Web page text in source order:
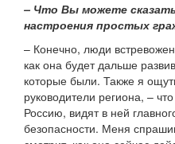
– Что Вы можете
настроения простых
– Конечно, люди
как она будет дальше
которые были. Также я
руководители региона, –
Россию, видят в ней
безопасности. Меня